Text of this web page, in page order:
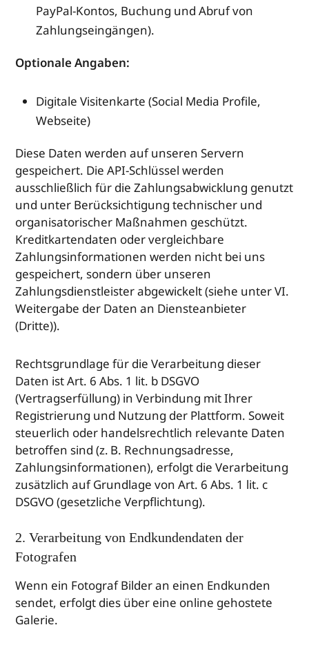
PayPal-Kontos, Buchung und Abruf von
Zahlungseingängen).
Optionale Angaben:
Digitale Visitenkarte (Social Media Profile,
Webseite)
Diese Daten werden auf unseren Servern
gespeichert. Die API-Schlüssel werden
ausschließlich für die Zahlungsabwicklung genutzt
und unter Berücksichtigung technischer und
organisatorischer Maßnahmen geschützt.
Kreditkartendaten oder vergleichbare
Zahlungsinformationen werden nicht bei uns
gespeichert, sondern über unseren
Zahlungsdienstleister abgewickelt (siehe unter VI.
Weitergabe der Daten an Diensteanbieter
(Dritte)).
Rechtsgrundlage für die Verarbeitung dieser
Daten ist Art. 6 Abs. 1 lit. b DSGVO
(Vertragserfüllung) in Verbindung mit Ihrer
Registrierung und Nutzung der Plattform. Soweit
steuerlich oder handelsrechtlich relevante Daten
betroffen sind (z. B. Rechnungsadresse,
Zahlungsinformationen), erfolgt die Verarbeitung
zusätzlich auf Grundlage von Art. 6 Abs. 1 lit. c
DSGVO (gesetzliche Verpflichtung).
2. Verarbeitung von Endkundendaten der
Fotografen
Wenn ein Fotograf Bilder an einen Endkunden
sendet, erfolgt dies über eine online gehostete
Galerie.